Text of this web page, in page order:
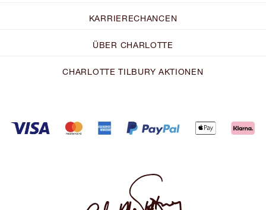
KARRIERECHANCEN
ÜBER CHARLOTTE
CHARLOTTE TILBURY AKTIONEN